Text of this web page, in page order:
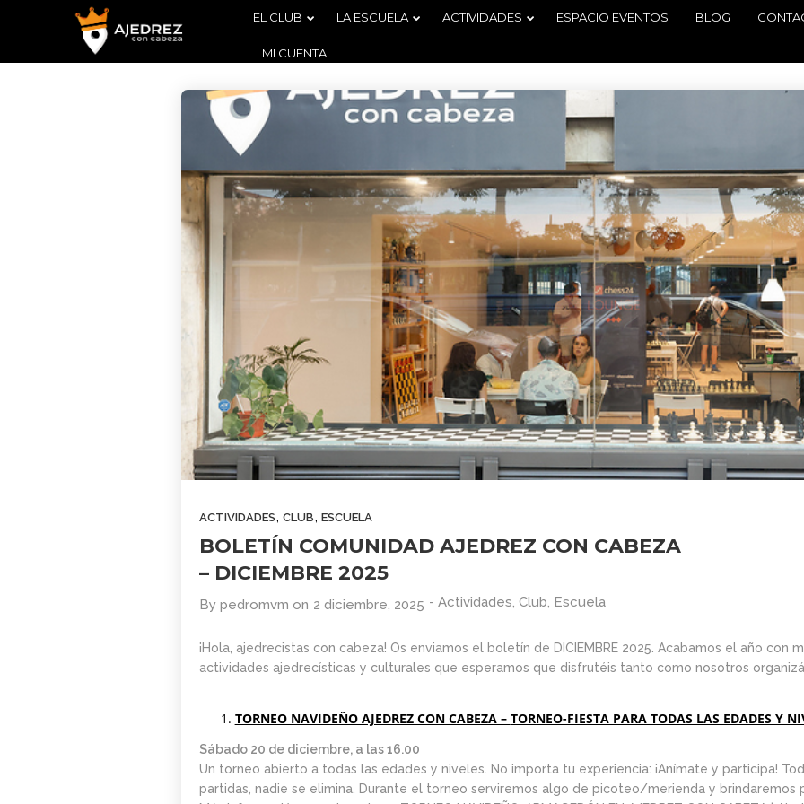
4
AGOSTO
2026
BOLETÍN
COMUNIDAD
AJEDREZ CON
CABEZA. BUEN
VERANO Y
¡HASTA
29
JUNIO
2026
TORNEO
ARMAGGEDÓN
AJEDREZ CON
CABEZA – 4 DE
JULIO ¡AJEDREZ
EN CHAMBERÍ!
2
JUNIO
2026
1
JUNIO
BOLETÍN
COMUNIDAD
AJEDREZ CON
2026
1
TODAS LAS
JUNIO
11
4
2026
2026 –
COMUNIDAD
AJEDREZ CON
30
2026
TODAS LAS
EDADES Y
NIVELES –
MAYO
2026
29
2026
INICIACIÓN PARA
ADULTOS -CURSO
DE AJEDREZ
27
CON CABEZA 2026
16
EL CLUB LA ESCUELA ACTIVIDADES ESPACIO EVENTOS BLOG
MI CUENTA
ACTIVIDADES, CLUB, ESCUELA
BOLETÍN COMUNIDAD AJEDREZ CON CABEZA
– DICIEMBRE 2025
By pedromvm on 2 diciembre, 2025 - Actividades, Club, Escuela
¡Hola, ajedrecistas con cabeza! Os enviamos el boletín de DICIEMBRE 2025. Acabamos el año con
actividades ajedrecísticas y culturales que esperamos que disfrutéis tanto como nosotros
TORNEO NAVIDEÑO AJEDREZ CON CABEZA – TORNEO-FIESTA PARA TODAS LAS EDADES Y
Sábado 20 de diciembre, a las 16.00
Un torneo abierto a todas las edades y niveles. No importa tu experiencia: ¡Anímate y participa!
partidas, nadie se elimina. Durante el torneo serviremos algo de picoteo/merienda y brindaremos